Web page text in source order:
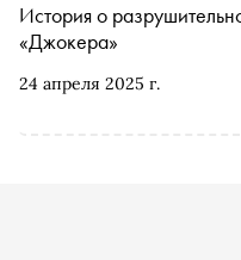
24 апреля 2025 г.
История о
«Джокера»